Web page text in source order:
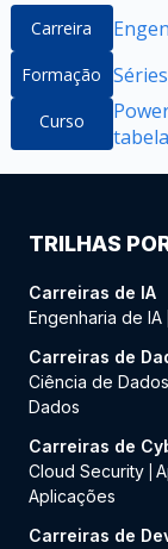
Carreira
Formação
Curso
TRILHAS
Carreiras de IA
Engenharia de IA
Carreiras de
Ciência de Dados
Dados
Carreiras de
Cloud Security
Aplicações
Carreiras de